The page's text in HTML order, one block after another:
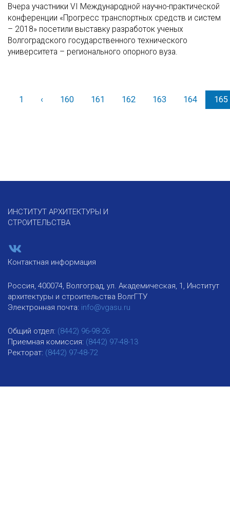
Вчера участники VI Международной научно-практической
конференции «Прогресс транспортных средств и систем
– 2018» посетили выставку разработок ученых
Волгоградского государственного технического
университета – регионального опорного вуза.
1 ‹Назад160 161 162 163 164 165
ИНСТИТУТ АРХИТЕКТУРЫ И
СТРОИТЕЛЬСТВА
Контактная информация
Россия, 400074, Волгоград, ул. Академическая, 1, Институт
архитектуры и строительства ВолгГТУ
Электронная почта: info@vgasu.ru
Общий отдел: (8442) 96-98-26
Приемная комиссия: (8442) 97-48-13
Ректорат: (8442) 97-48-72